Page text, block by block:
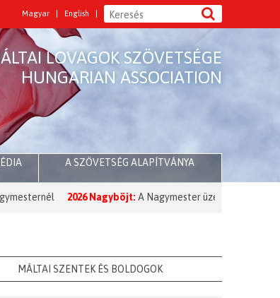
Magyar English
LOVAGOK SZÖVETSÉGE
HUNGARIAN ASSOCIATION
A SZÖVETSÉG ALAPÍTVÁNYA
2026 Nagyböjt: A Nagymester üzenete a Nagyböjt
MÁLTAI SZENTEK ÉS BOLDOGOK